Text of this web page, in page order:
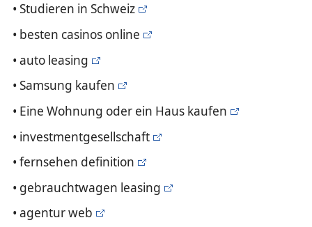
• Studieren in Schweiz
• besten casinos online
• auto leasing
• Samsung kaufen
• Eine Wohnung oder ein Haus kaufen
• investmentgesellschaft
• fernsehen definition
• gebrauchtwagen leasing
• agentur web